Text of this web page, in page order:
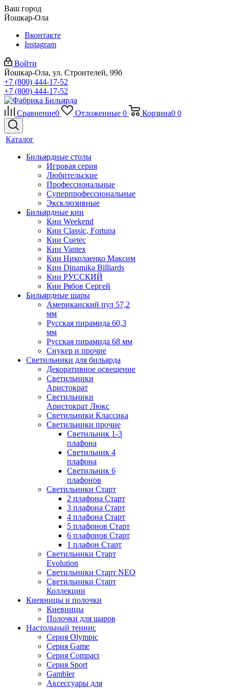
Ваш город
Йошкар-Ола
Вконтакте
Instagram
Войти
Йошкар-Ола, ул. Строителей, 99б
+7 (800) 444-17-52
+7 (800) 444-17-52
Сравнение0 Отложенные 0 Корзина0 0
Каталог
Бильярдные столы
Игровая серия
Любительские
Профессиональные
Суперпрофессиональные
Эксклюзивные
Бильярдные кии
Кии Weekend
Кии Classic, Fortuna
Кии Cuetec
Кии Vantex
Кии Николаенко Максим
Кии Dinamika Billiards
Кии РУССКИЙ
Кии Рябов Сергей
Бильярдные шары
Американский пул 57,2
мм
Русская пирамида 60,3
мм
Русская пирамида 68 мм
Снукер и прочие
Светильники для бильярда
Декоративное освещение
Светильники
Аристократ
Светильники
Аристократ Люкс
Светильники Классика
Светильники прочие
Светильник 1-3
плафона
Светильник 4
плафона
Светильник 6
плафонов
Светильники Старт
2 плафона Старт
3 плафона Старт
4 плафона Старт
5 плафонов Старт
6 плафонов Старт
1 плафон Старт
Светильники Старт
Evolution
Светильники Старт NEO
Светильники Старт
Коллекции
Киевницы и полочки
Киевницы
Полочки для шаров
Настольный теннис
Серия Olympic
Серия Game
Серия Compact
Серия Sport
Gambler
Аксессуары для